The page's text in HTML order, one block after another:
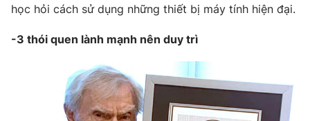
Vươn mình bằng AI
VTV8
học hỏi cách sử dụng những thiết bị máy tính hiện đại.
-3 thói quen lành mạnh nên duy trì